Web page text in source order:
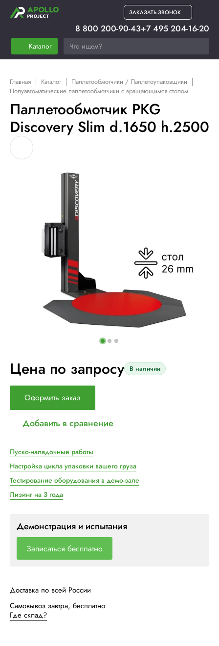
ЗАКАЗАТЬ ЗВОНОК
Каталог
8 800 200-90-43+7 495 204-16-20
Главная Каталог
Паллетообмотчики / Паллетоупаковщики
Полуавтоматические паллетообмотчики с вращающимся столом
Паллетообмотчик PKG
Discovery Slim d.1650 h.2500
Цена по запросу В наличии
Оформить заказ
Добавить в сравнение
Пуско-наладочные работы
Настройка цикла упаковки вашего груза
Тестирование оборудования в демо-зале
Лизинг на 3 года
Демонстрация и испытания
Записаться бесплатно
Доставка по всей России
Самовывоз завтра, бесплатно
Где склад?